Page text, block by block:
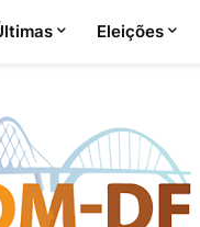
Eleições